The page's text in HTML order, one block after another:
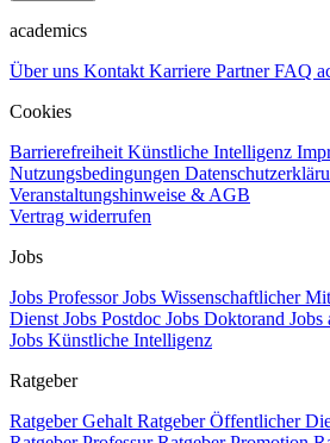
academics
Über uns Kontakt Karriere PartnerFAQ
Cookies
Barrierefreiheit Künstliche Intelligenz
Nutzungsbedingungen
Veranstaltungshinweise & AGB
Vertrag widerrufen
Jobs
Jobs ProfessorJobs Wissenschaftlicher
Dienst Jobs Postdoc Jobs Doktorand Jobs
Jobs Künstliche Intelligenz
Ratgeber
Ratgeber Gehalt Ratgeber Öffentlicher